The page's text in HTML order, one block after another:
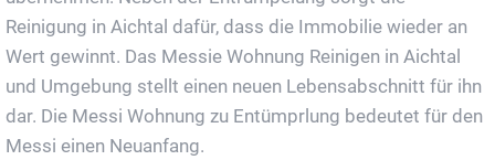
Reinigung in Aichtal dafür, dass die Immobilie wieder an
Wert gewinnt. Das Messie Wohnung Reinigen in Aichtal
und Umgebung stellt einen neuen Lebensabschnitt für ihn
dar. Die Messi Wohnung zu Entümprlung bedeutet für den
Messi einen Neuanfang.